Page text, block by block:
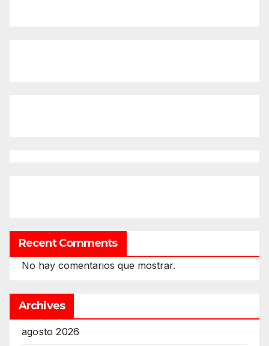
Recent Comments
No hay comentarios que mostrar.
Archives
agosto 2026